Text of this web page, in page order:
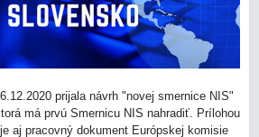
prijala návrh "novej smernice NIS"
má prvú Smernicu NIS nahradiť. Prílohou
aj pracovný dokument Európskej komisie